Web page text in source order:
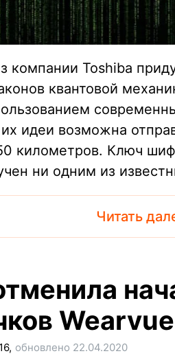
компании Toshiba
квантовой
идеи возможна
километров. Ключ
ни одним из
Читать
Wearvue
обновлено 22.04.2020